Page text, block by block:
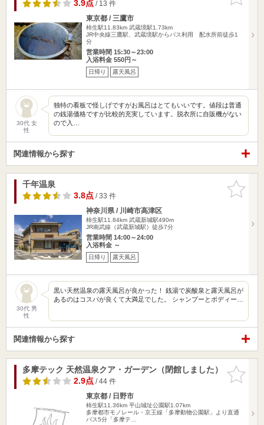
3.9点/ 13 件
東京都 / 三鷹市
柿生駅11.83km 武蔵境駅1.73km
JR中央線三鷹駅、武蔵境駅からバス利用 配水所前徒歩1
分
営業時間 15:30～23:00
入浴料金 550円～
日帰り 露天風呂
30代 女
性
独特の看板で怪しげですがお風呂はとてもいいです。値段は普通
の銭湯価格ですが比較的充実しています。脱衣所に自販機がない
ので入…
関連情報から探す
お気に入
りに追加
千年温泉
3.8点/ 33 件
神奈川県 / 川崎市高津区
柿生駅11.84km 武蔵新城駅490m
JR南武線（武蔵新城駅）徒歩7分
営業時間 14:00～24:00
入浴料金 ～
日帰り 露天風呂
30代 男
性
黒い天然温泉の露天風呂が良かった！ 銭湯で炭酸泉と露天風呂が
あるのはコスパが良くて大満足でした。 シャンプーとボディー…
関連情報から探す
お気に入
りに追加
多摩テック 天然温泉クア・ガーデン（閉館しました）
2.9点/ 44 件
東京都 / 日野市
柿生駅11.36km 平山城址公園駅1.07km
多摩都市モノレール・京王線「多摩動物公園駅」より直通
バス5分「多摩テ…